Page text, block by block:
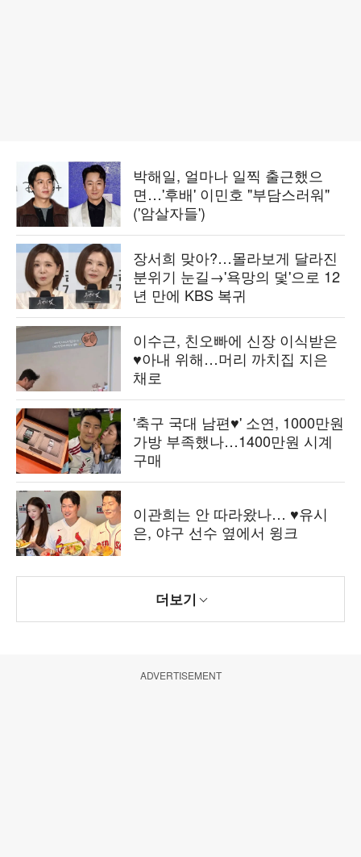
박해일, 얼마나 일찍 출근했으
면…'후배' 이민호 "부담스러워"
('암살자들')
장서희 맞아?…몰라보게 달라진
분위기 눈길→'욕망의 덫'으로 12
년 만에 KBS 복귀
이수근, 친오빠에 신장 이식받은
♥아내 위해…머리 까치집 지은
채로
'축구 국대 남편♥' 소연, 1000만원
가방 부족했나…1400만원 시계
구매
이관희는 안 따라왔나… ♥유시
은, 야구 선수 옆에서 윙크
더보기
ADVERTISEMENT